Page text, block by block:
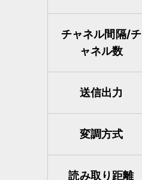
チャネル間隔/チ
ャネル数
送信出力
変調方式
読み取り距離